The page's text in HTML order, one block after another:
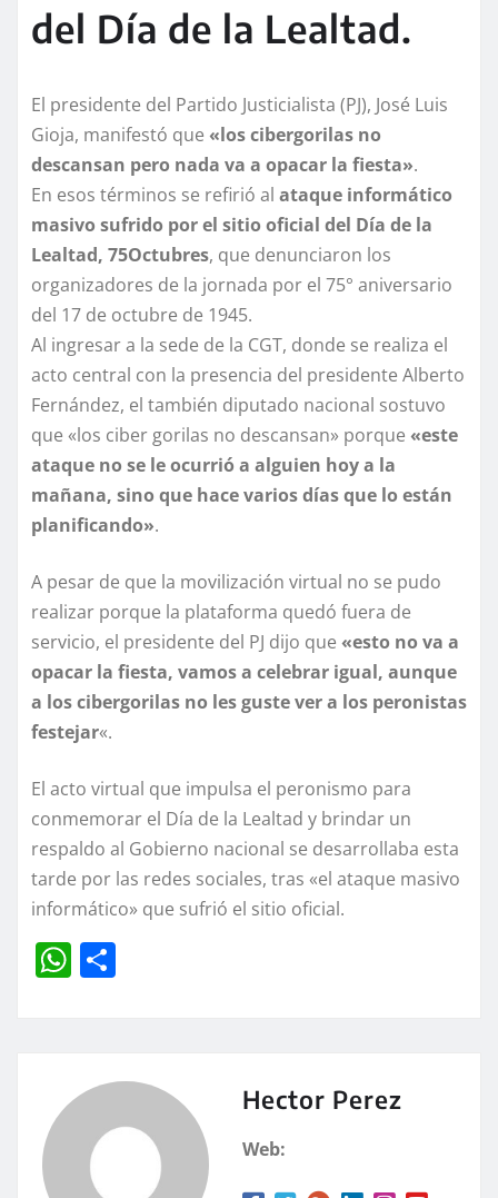
del Día de la Lealtad.
El presidente del Partido Justicialista (PJ), José Luis
Gioja, manifestó que «los cibergorilas no
descansan pero nada va a opacar la fiesta».
En esos términos se refirió al ataque informático
masivo sufrido por el sitio oficial del Día de la
Lealtad, 75Octubres, que denunciaron los
organizadores de la jornada por el 75° aniversario
del 17 de octubre de 1945.
Al ingresar a la sede de la CGT, donde se realiza el
acto central con la presencia del presidente Alberto
Fernández, el también diputado nacional sostuvo
que «los ciber gorilas no descansan» porque «este
ataque no se le ocurrió a alguien hoy a la
mañana, sino que hace varios días que lo están
planificando».
A pesar de que la movilización virtual no se pudo
realizar porque la plataforma quedó fuera de
servicio, el presidente del PJ dijo que «esto no va a
opacar la fiesta, vamos a celebrar igual, aunque
a los cibergorilas no les guste ver a los peronistas
festejar«.
El acto virtual que impulsa el peronismo para
conmemorar el Día de la Lealtad y brindar un
respaldo al Gobierno nacional se desarrollaba esta
tarde por las redes sociales, tras «el ataque masivo
informático» que sufrió el sitio oficial.
W
A
p
rt
Hector Perez
Web: